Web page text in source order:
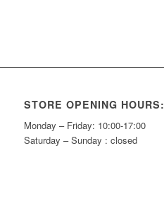
STORE OPENING HOURS:
Monday – Friday: 10:00-17:00
Saturday – Sunday : closed